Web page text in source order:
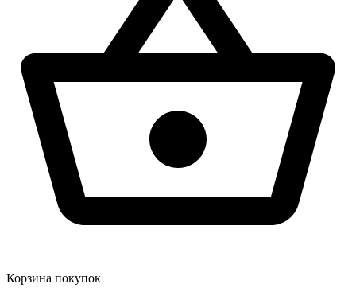
Корзина покупок